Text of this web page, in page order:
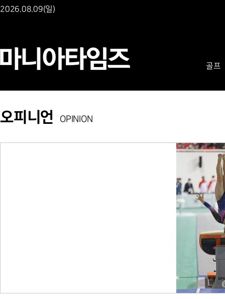
2026.08.09(일)
골프
오피니언 OPINION